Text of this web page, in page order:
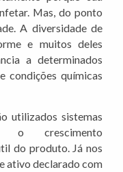
Mas, do ponto
A diversidade de
e muitos deles
a determinados
condições químicas
utilizados sistemas
o crescimento
do produto. Já nos
ativo declarado com